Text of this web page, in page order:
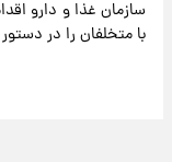
سازمان غذا و دارو
با متخلفان را در